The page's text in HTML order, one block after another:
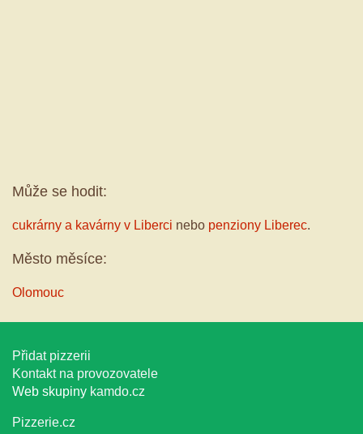
Může se hodit:
cukrárny a kavárny v Liberci nebo penziony Liberec.
Město měsíce:
Olomouc
Přidat pizzerii
Kontakt na provozovatele
Web skupiny kamdo.cz
Pizzerie.cz